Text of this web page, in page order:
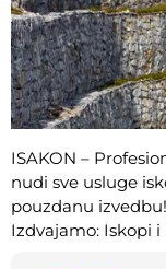
ISAKON –
nudi sve usluge
pouzdanu izvedbu!
Izdvajamo: Iskopi